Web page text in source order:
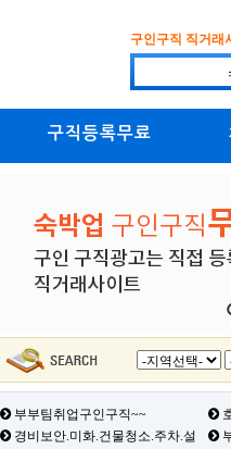
구인구직 직거래
구직등록무료
부부팀취업구인구직~~
경비보안.미화.건물청소.주차.설